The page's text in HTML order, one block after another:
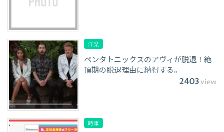
洋楽
ペンタトニックスのアヴィが脱退！絶
頂期の脱退理由に納得する。
2403view
時事